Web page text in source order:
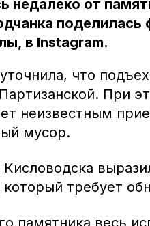
недалеко от
поделилась
в Instagram.
что
При
неизвестным
мусор.
требует
памятника весь